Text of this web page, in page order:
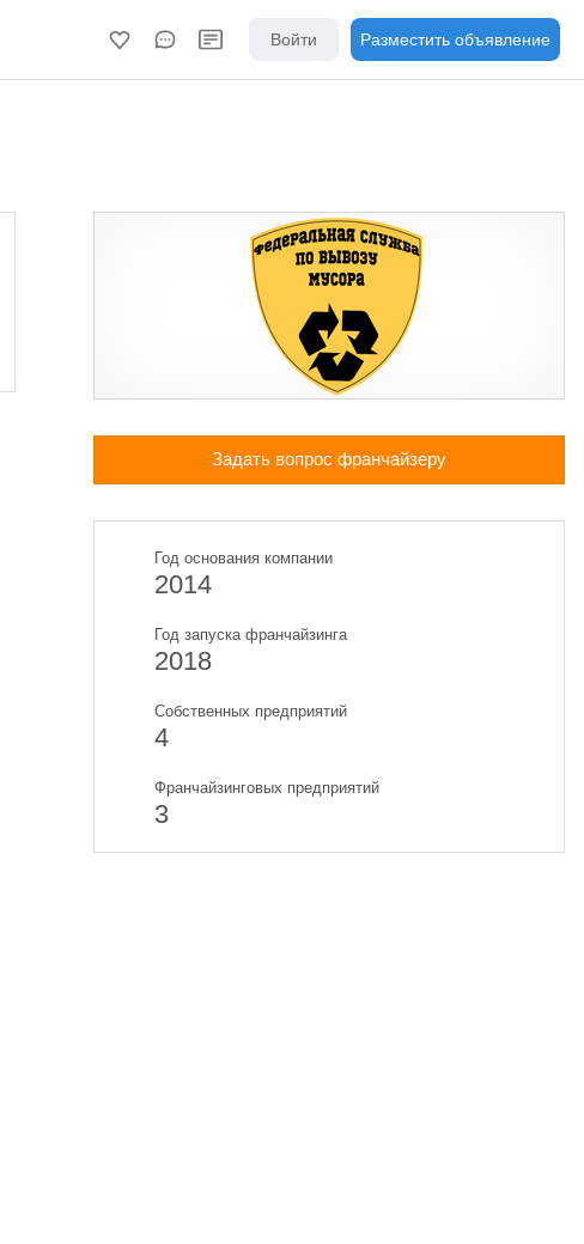
Войти Разместить объявление
Задать вопрос франчайзеру
Год основания компании
2014
Год запуска франчайзинга
2018
Собственных предприятий
4
Франчайзинговых предприятий
3